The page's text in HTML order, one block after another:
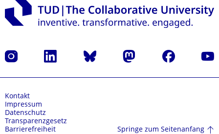
Instagram LinkedIn Bluesky Mastodon Facebook
Kontakt
Impressum
Datenschutz
Transparenzgesetz
Barrierefreiheit
Springe zum Seitenanfang